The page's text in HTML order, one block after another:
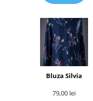
Bluza Silvia
79,00 lei